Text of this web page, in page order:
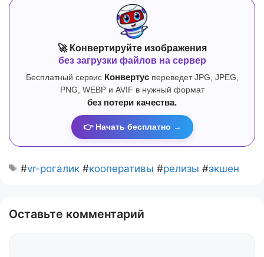
🚀 Конвертируйте изображения
без загрузки файлов на сервер
Бесплатный сервис Конвертуспереведет JPG, JPEG,
PNG, WEBP и AVIF в нужный формат
без потери качества.
👉 Начать бесплатно →
#vr-рогалик #кооперативы #релизы #экшен
Оставьте комментарий